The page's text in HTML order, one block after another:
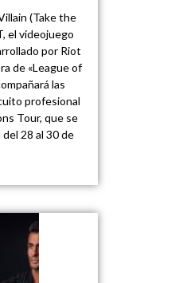
(Take the
el videojuego
por Riot
de «League of
las
profesional
Tour, que se
28 al 30 de